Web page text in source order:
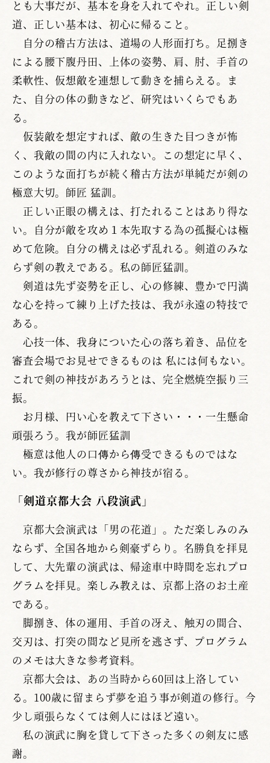
とも大事だが、基本を身を入れてやれ。正しい剣
道、正しい基本は、初心に帰ること。
自分の稽古方法は、道場の人形面打ち。足捌き
による腰下腹丹田、上体の姿勢、肩、肘、手首の
柔軟性、仮想敵を連想して動きを捕らえる。ま
た、自分の体の動きなど、研究はいくらでもあ
る。
仮装敵を想定すれば、敵の生きた目つきが怖
く、我敵の間の内に入れない。この想定に早く、
このような面打ちが続く稽古方法が単純だが剣の
極意大切。師匠 猛訓。
正しい正眼の構えは、打たれることはあり得な
い。自分が敵を攻め１本先取する為の孤擬心は極
めて危険。自分の構えは必ず乱れる。剣道のみな
らず剣の教えである。私の師匠猛訓。
剣道は先ず姿勢を正し、心の修練、豊かで円満
な心を持って練り上げた技は、我が永遠の特技で
ある。
心技一体、我身についた心の落ち着き、品位を
審査会場でお見せできるものは 私には何もない。
これで剣の神技があろうとは、完全燃焼空振り三
振。
お月様、円い心を教えて下さい・・・一生懸命
頑張ろう。我が師匠猛訓
極意は他人の口傳から傳受できるものではな
い。我が修行の尊さから神技が宿る。
「剣道京都大会 八段演武」
京都大会演武は「男の花道」。ただ楽しみのみ
ならず、全国各地から剣豪ずらり。名勝負を拝見
して、大先輩の演武は、帰途車中時間を忘れプロ
グラムを拝見。楽しみ教えは、京都上洛のお土産
である。
脚捌き、体の運用、手首の冴え、触刃の間合、
交刃は、打突の間など見所を逃さず、プログラム
のメモは大きな参考資料。
京都大会は、あの当時から60回は上洛してい
る。100歳に留まらず夢を追う事が剣道の修行。今
少し頑張らなくては剣人にはほど遠い。
私の演武に胸を貸して下さった多くの剣友に感
謝。